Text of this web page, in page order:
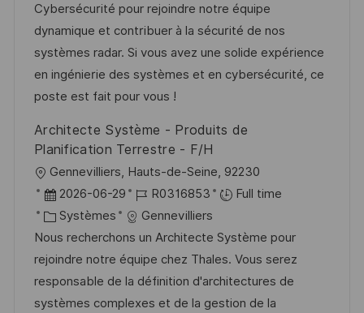
e
l
i
s
a
t
d
’
a
f
é
r
e
n
c
o
é
g
o
r
Cybersécurité pour rejoindre notre équipe
dynamique et contribuer à la sécurité de nos
systèmes radar. Si vous avez une solide expérience
en ingénierie des systèmes et en cybersécurité, ce
poste est fait pour vous !
Architecte Système - Produits de
Planification Terrestre - F/H
o
c
a
l
i
s
Gennevilliers, Hauts-de-Seine, 92230
D
a
t
e
d
’
2026-06-29
R
é
f
é
r
e
R0316853
Full time
C
a
t
é
g
Systèmes
Gennevilliers
Nous recherchons un Architecte Système pour
rejoindre notre équipe chez Thales. Vous serez
responsable de la définition d'architectures de
systèmes complexes et de la gestion de la